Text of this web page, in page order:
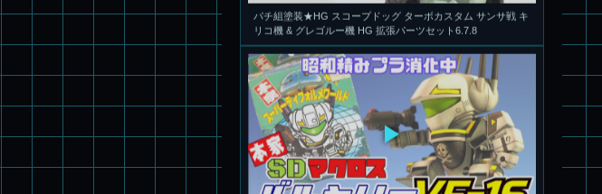
旧キット製作★本家SDマクロス バルキリーVF-1S